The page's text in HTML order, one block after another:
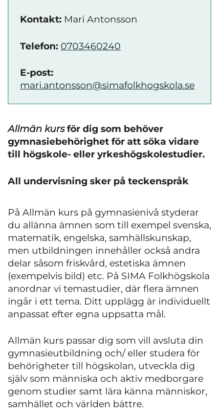
Kontakt: Mari Antonsson
Telefon: 0703460240
E-post:
mari.antonsson@simafolkhogskola.se
Allmän kursför dig som behöver
gymnasiebehörighet för att söka vidare
till högskole- eller yrkeshögskolestudier.
All undervisning sker på teckenspråk
På Allmän kurs på gymnasienivå styderar
du allänna ämnen som till exempel svenska,
matematik, engelska, samhällskunskap,
men utbildningen innehåller också andra
delar såsom friskvård, estetiska ämnen
(exempelvis bild) etc. På SIMA Folkhögskola
anordnar vi temastudier, där flera ämnen
ingår i ett tema. Ditt upplägg är individuellt
anpassat efter egna uppsatta mål.
Allmän kurs passar dig som vill avsluta din
gymnasieutbildning och/ eller studera för
behörigheter till högskolan, utveckla dig
själv som människa och aktiv medborgare
genom studier samt lära känna människor,
samhället och världen bättre.